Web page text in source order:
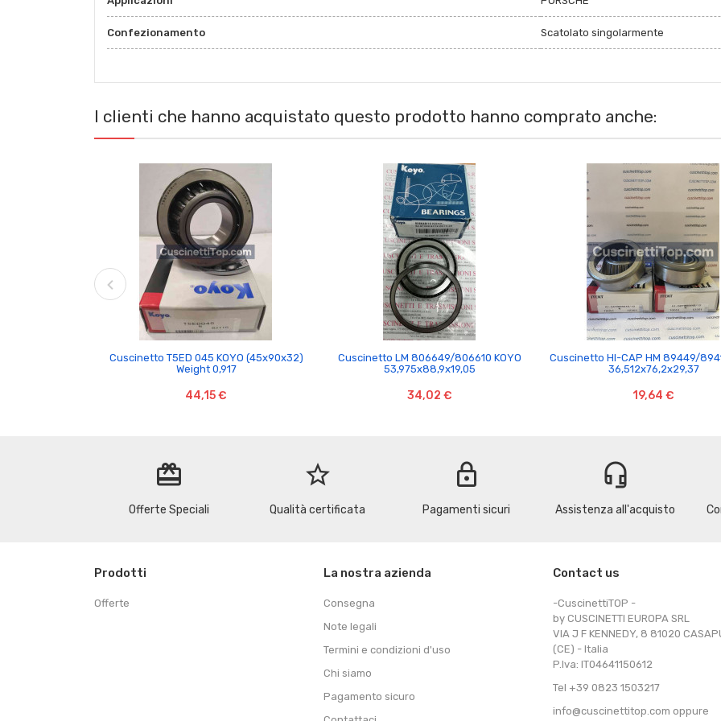
Confezionamento Scatolato singolarmente
I clienti che hanno acquistato questo prodotto hanno comprato anche:

Cuscinetto T5ED 045 KOYO (45x90x32)
Weight 0,917
44,15 €

Cuscinetto LM 806649/806610 KOYO
53,975x88,9x19,05
34,02 €

Cuscinetto HI-CAP HM 89449/
36,512x76,2x29,37
19,64 €
redeem
Offerte Speciali
star_border
Qualità certificata
lock
Pagamenti sicuri
headset_mic
Assistenza all'acquisto
Prodotti
Offerte
La nostra azienda
Consegna
Note legali
Termini e condizioni d'uso
Chi siamo
Pagamento sicuro
Contact us
-CuscinettiTOP -
by CUSCINETTI EUROPA SRL
VIA J F KENNEDY, 8 81020
(CE) - Italia
P.Iva: IT04641150612
Tel +39 0823 1503217
info@cuscinettitop.com oppure